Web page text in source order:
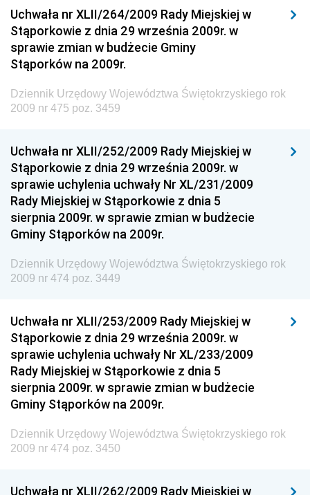
Technologii
Dziennik Urzędowy Ministra Inwestycji i Rozwoju
Dziennik Urzędowy Naczelnego Dyrektora Archiwów
Państwowych
Dziennik Urzędowy Ministra Finansów, Inwestycji i
Rozwoju
Dziennik Urzędowy Ministra Sportu
Dziennik Urzędowy Ministra Funduszy i Polityki
Regionalnej
Dziennik Urzędowy Ministra Aktywów Państwowych
Dziennik Urzędowy Ministra Zdrowia
Dziennik Urzędowy Ministra Środowiska i Głównego
Inspektora Ochrony Środowiska
Dziennik Urzędowy Ministerstwa Kultury, Dziedzictwa
Narodowego i Sportu
Dziennik Urzędowy Ministra Finansów, Funduszy i
Polityki Regionalnej
Dziennik Urzędowy Ministra Rozwoju, Pracy i
Technologii
Dziennik Urzędowy Ministra Kultury, Dziedzictwa
Dziennik Urzędowy Ministra Rodziny i Polityki
Uchwała nr XLII/264/2009 Rady Miejskiej w
Stąporkowie z dnia 29 września 2009r. w
sprawie zmian w budżecie Gminy
Stąporków na 2009r.
Dziennik Urzędowy Województwa Świętokrzyskiego rok
2009 nr 475 poz. 3459
Uchwała nr XLII/252/2009 Rady Miejskiej w
Stąporkowie z dnia 29 września 2009r. w
sprawie uchylenia uchwały Nr XL/231/2009
Rady Miejskiej w Stąporkowie z dnia 5
sierpnia 2009r. w sprawie zmian w budżecie
Gminy Stąporków na 2009r.
Dziennik Urzędowy Województwa Świętokrzyskiego rok
2009 nr 474 poz. 3449
Uchwała nr XLII/253/2009 Rady Miejskiej w
Stąporkowie z dnia 29 września 2009r. w
sprawie uchylenia uchwały Nr XL/233/2009
Rady Miejskiej w Stąporkowie z dnia 5
sierpnia 2009r. w sprawie zmian w budżecie
Gminy Stąporków na 2009r.
Dziennik Urzędowy Województwa Świętokrzyskiego rok
2009 nr 474 poz. 3450
Uchwała nr XLII/262/2009 Rady Miejskiej w